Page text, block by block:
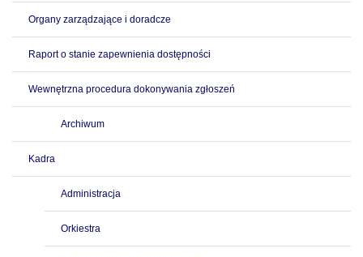
Organy zarządzające i doradcze
Raport o stanie zapewnienia dostępności
Wewnętrzna procedura dokonywania zgłoszeń
Archiwum
Kadra
Administracja
Orkiestra